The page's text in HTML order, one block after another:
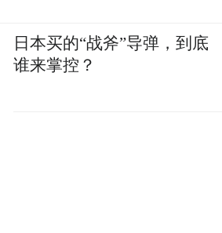
日本买的“战斧”导弹，到底
谁来掌控？